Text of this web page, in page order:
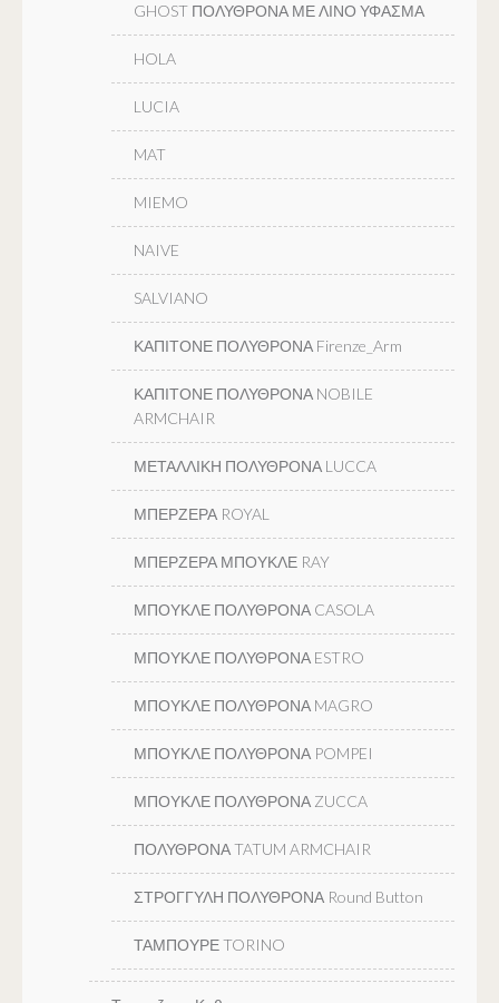
GHOST ΠΟΛΥΘΡΟΝΑ ΜΕ ΛΙΝΟ ΥΦΑΣΜΑ
HOLA
LUCIA
MAT
MIEMO
NAIVE
SALVIANO
ΚΑΠΙΤΟΝΕ ΠΟΛΥΘΡΟΝΑ Firenze_Arm
ΚΑΠΙΤΟΝΕ ΠΟΛΥΘΡΟΝΑ NOBILE
ARMCHAIR
ΜΕΤΑΛΛΙΚΗ ΠΟΛΥΘΡΟΝΑ LUCCA
ΜΠΕΡΖΕΡΑ ROYAL
ΜΠΕΡΖΕΡΑ ΜΠΟΥΚΛΕ RAY
ΜΠΟΥΚΛΕ ΠΟΛΥΘΡΟΝΑ CASOLA
ΜΠΟΥΚΛΕ ΠΟΛΥΘΡΟΝΑ ESTRO
ΜΠΟΥΚΛΕ ΠΟΛΥΘΡΟΝΑ MAGRO
ΜΠΟΥΚΛΕ ΠΟΛΥΘΡΟΝΑ POMPEI
ΜΠΟΥΚΛΕ ΠΟΛΥΘΡΟΝΑ ZUCCA
ΠΟΛΥΘΡΟΝΑ TATUM ARMCHAIR
ΣΤΡΟΓΓΥΛΗ ΠΟΛΥΘΡΟΝΑ Round Button
ΤΑΜΠΟΥΡΕ TORINO